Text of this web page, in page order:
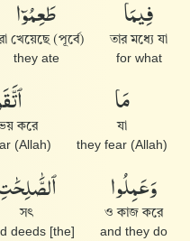
فِيمَا
তার মধ্যে যা
for what
طَعِمُوٓا۟
খেয়েছে (পূর্বে)
they ate
مَا
যা
they fear (Allah)
ভয় করে
(Allah)
وَعَمِلُوا۟
ও কাজ করে
and they do
সৎ
[the] good deeds